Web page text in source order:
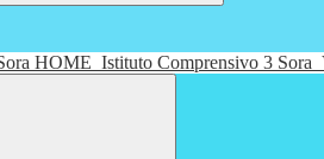
HOME Istituto Comprensivo 3 Sora